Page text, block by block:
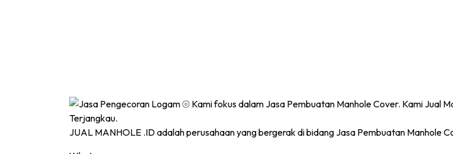
JUAL MANHOLE .ID adalah perusahaan yang bergerak di bidang Jasa Pembuatan Manhole